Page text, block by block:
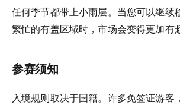
任何季节都带上小雨层。当您可以继续
繁忙的有盖区域时，市场会变得更加有
参赛须知
入境规则取决于国籍。许多免签证游客